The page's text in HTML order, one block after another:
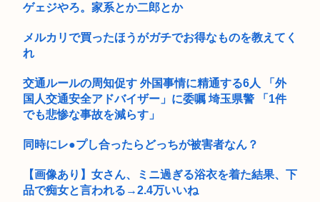
ゲェジやろ。家系とか二郎とか
メルカリで買ったほうがガチでお得なものを教えてく
れ
交通ルールの周知促す 外国事情に精通する6人 「外
国人交通安全アドバイザー」に委嘱 埼玉県警 「1件
でも悲惨な事故を減らす」
同時にレ●プし合ったらどっちが被害者なん？
【画像あり】女さん、ミニ過ぎる浴衣を着た結果、下
品で痴女と言われる→2.4万いいね